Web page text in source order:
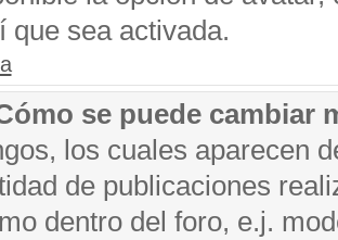
que sea activada.
se puede cambiar
los cuales aparecen
de publicaciones
dentro del foro, e.j.